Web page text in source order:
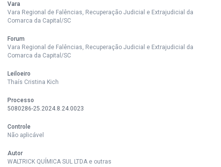
Vara
Vara Regional de Falências, Recuperação Judicial e Extrajudicial da
Comarca da Capital/SC
Forum
Vara Regional de Falências, Recuperação Judicial e Extrajudicial da
Comarca da Capital/SC
Leiloeiro
Thaís Cristina Kich
Processo
5080286-25.2024.8.24.0023
Controle
Não aplicável
Autor
WALTRICK QUÍMICA SUL LTDA e outras